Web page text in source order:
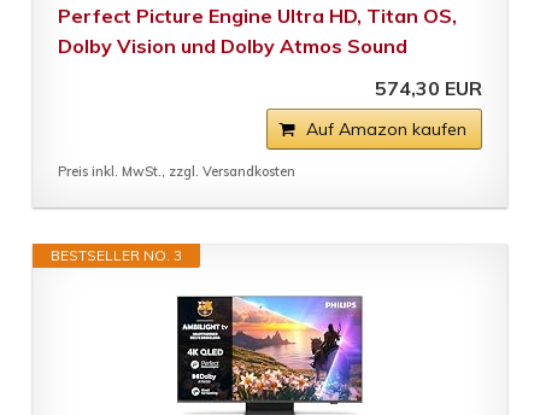
Perfect Picture Engine Ultra HD, Titan OS,
Dolby Vision und Dolby Atmos Sound
574,30 EUR
Auf Amazon kaufen
Preis inkl. MwSt., zzgl. Versandkosten
BESTSELLER NO. 3